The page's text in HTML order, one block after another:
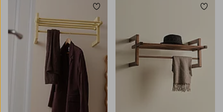
Dodaj do ulubionych